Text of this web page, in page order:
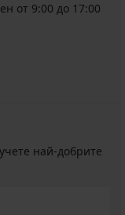
от 9:00 до 17:00
най-добрите